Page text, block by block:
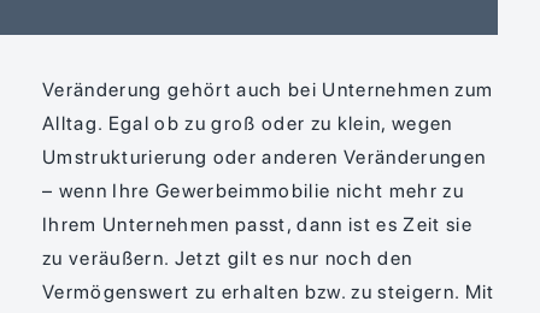
Veränderung gehört auch bei Unternehmen zum
Alltag. Egal ob zu groß oder zu klein, wegen
Umstrukturierung oder anderen Veränderungen
– wenn Ihre Gewerbeimmobilie nicht mehr zu
Ihrem Unternehmen passt, dann ist es Zeit sie
zu veräußern. Jetzt gilt es nur noch den
Vermögenswert zu erhalten bzw. zu steigern. Mit